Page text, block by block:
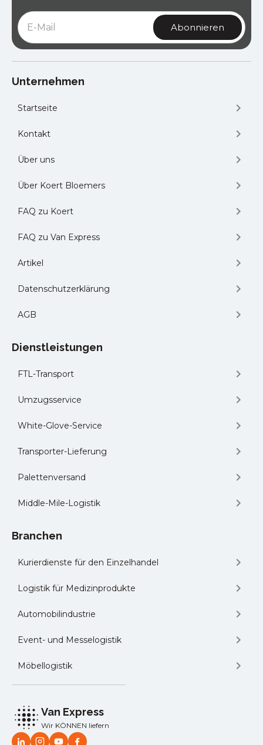
Unternehmen
Startseite
Kontakt
Über uns
Über Koert Bloemers
FAQ zu Koert
FAQ zu Van Express
Artikel
Datenschutzerklärung
AGB
Dienstleistungen
FTL-Transport
Umzugsservice
White-Glove-Service
Transporter-Lieferung
Palettenversand
Middle-Mile-Logistik
Branchen
Kurierdienste für den Einzelhandel
Logistik für Medizinprodukte
Automobilindustrie
Event- und Messelogistik
Möbellogistik
Van Express
Wir KÖNNEN liefern